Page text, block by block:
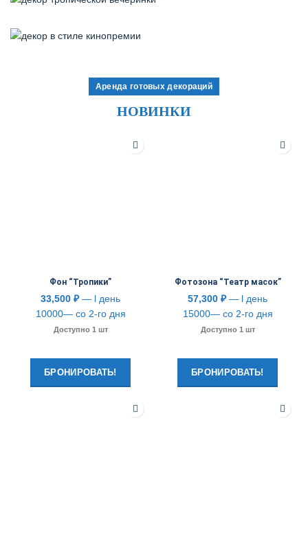
Аренда готовых декораций
НОВИНКИ
Фон “Тропики”
33,500 ₽— l день
10000— со 2-го дня
Доступно 1 шт
БРОНИРОВАТЬ!
Фотозона “Театр масок”
57,300 ₽— l день
15000— со 2-го дня
Доступно 1 шт
БРОНИРОВАТЬ!